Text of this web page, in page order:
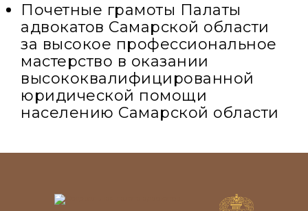
Почетные грамоты Палаты
адвокатов Самарской области
за высокое профессиональное
мастерство в оказании
высококвалифицированной
юридической помощи
населению Самарской области